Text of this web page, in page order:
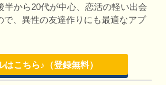
半から20代が中心、恋活の軽い出会
で、異性の友達作りにも最適なアプ
はこちら♪（登録無料）